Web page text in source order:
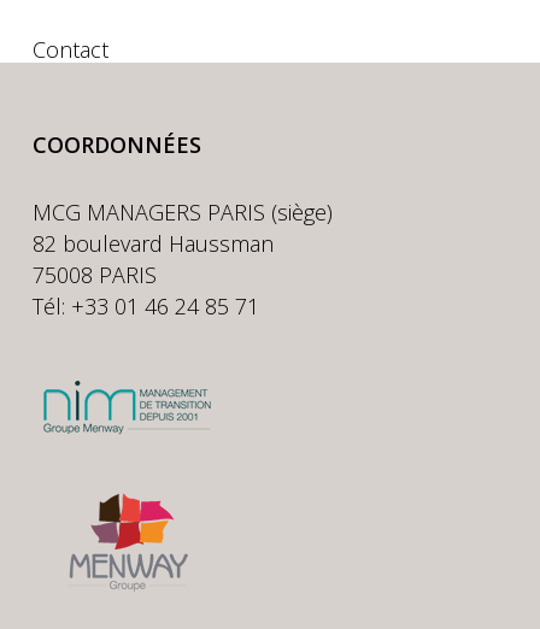
Contact
COORDONNÉES
MCG MANAGERS PARIS (siège)
82 boulevard Haussman
75008 PARIS
Tél: +33 01 46 24 85 71